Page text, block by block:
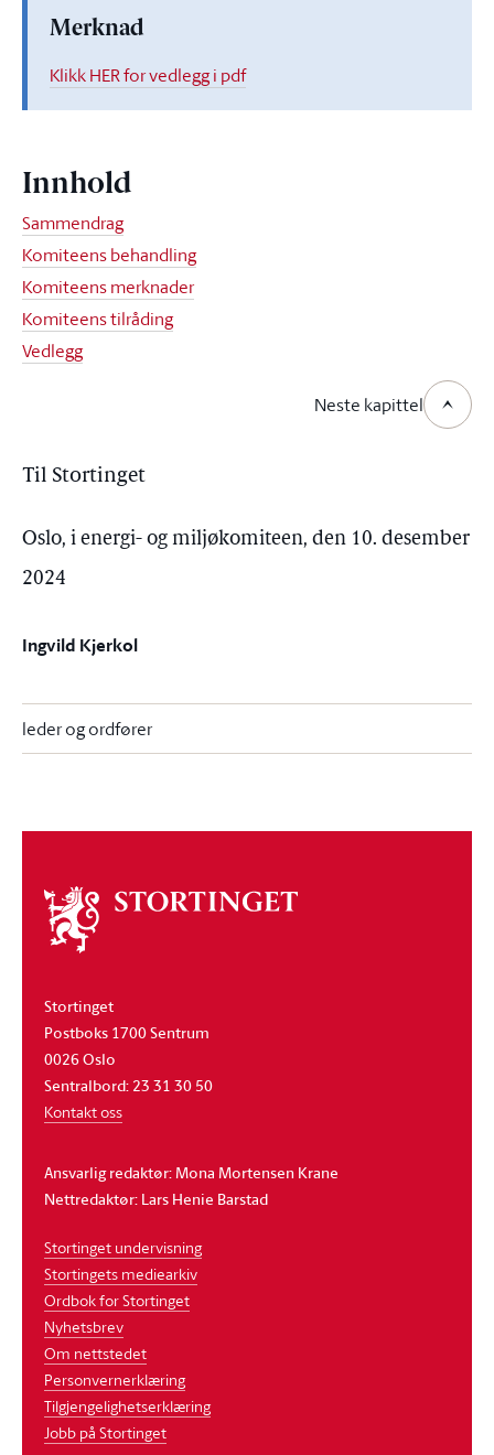
Merknad
Klikk HER for vedlegg i pdf
Innhold
Sammendrag
Komiteens behandling
Komiteens merknader
Komiteens tilråding
Vedlegg
Neste kapittel
Til Stortinget
Oslo, i energi- og miljøkomiteen, den 10. desember
2024
Ingvild Kjerkol
leder og ordfører
Om
stortinget
Stortinget
Postboks 1700 Sentrum
0026 Oslo
Sentralbord: 23 31 30 50
Kontakt oss
Ansvarlig redaktør: Mona Mortensen Krane
Nettredaktør: Lars Henie Barstad
Stortinget undervisning
Stortingets mediearkiv
Ordbok for Stortinget
Nyhetsbrev
Om nettstedet
Personvernerklæring
Tilgjengelighetserklæring
Jobb på Stortinget